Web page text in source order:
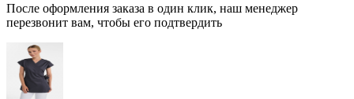
После оформления заказа в один клик, наш менеджер
перезвонит вам, чтобы его подтвердить